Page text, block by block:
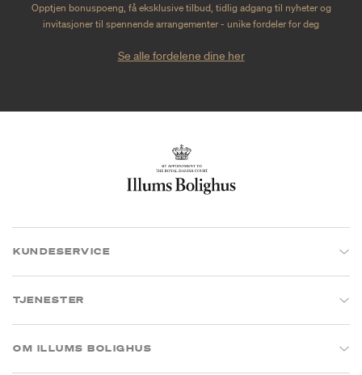
Opptjen bonuspoeng, få eksklusive tilbud, tidlig adgang til nyheter og
invitasjoner til spennende arrangementer - unike fordeler for deg
Se alle fordelene dine her
KUNDESERVICE
TJENESTER
OM ILLUMS BOLIGHUS